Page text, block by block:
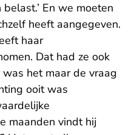
En we moeten
heeft aangegeven.
haar
Dat had ze ook
het maar de vraag
ooit was
maanden vindt hij